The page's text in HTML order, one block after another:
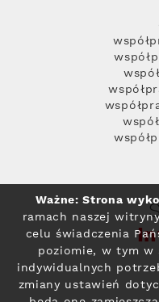
Ważne: Strona
ramach naszej
celu świadczenia
poziomie, w tym w
indywidualnych
zmiany ustawień